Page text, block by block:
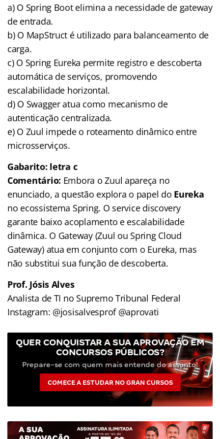
a) O Spring Boot elimina a necessidade de gateway
de entrada.
b) O MapStruct é utilizado para balanceamento de
carga.
c) O Spring Eureka permite registro e descoberta
automática de serviços, promovendo
escalabilidade horizontal.
d) O Swagger atua como mecanismo de
autenticação centralizada.
e) O Zuul impede o roteamento dinâmico entre
microsserviços.
Gabarito: letra c
Comentário: Embora o Zuul apareça no
enunciado, a questão explora o papel do Eureka
no ecossistema Spring. O service discovery
garante baixo acoplamento e escalabilidade
dinâmica. O Gateway (Zuul ou Spring Cloud
Gateway) atua em conjunto com o Eureka, mas
não substitui sua função de descoberta.
Prof. Jósis Alves
Analista de TI no Supremo Tribunal Federal
Instagram: @josisalvesprof @aprovati
QUER CONQUISTAR A SUA APROVAÇÃO EM
CONCURSOS PÚBLICOS?
Prepare-se com quem mais entende do assunto!
COMECE A ESTUDAR NO GRAN CURSOS